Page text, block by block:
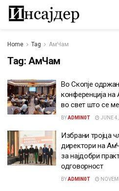
Home Tag АмЧам
Tag: АмЧам
Во Скопје
конференција
во свет што се
BYADMIN0T JUNE
Избрани тројца
директори на
за најдобри
одговорност
BYADMIN0T